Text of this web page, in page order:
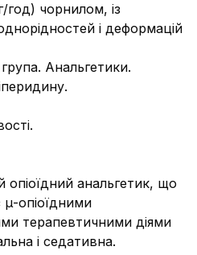
год) чорнилом, із
і деформацій
Анальгетики.
опіоїдний анальгетик, що
опіоїдними
терапевтичними діями
і седативна.